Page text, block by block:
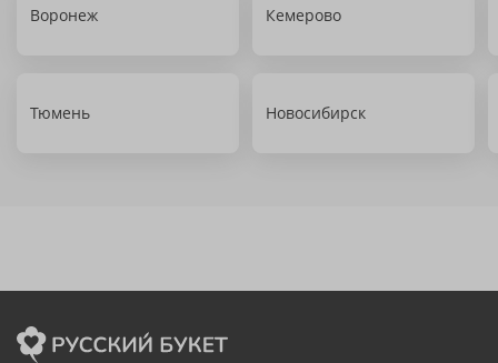
Воронеж Кемерово
Тюмень Новосибирск